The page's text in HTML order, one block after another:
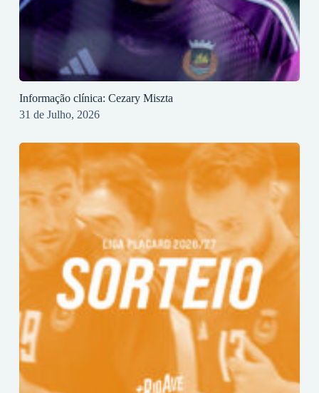
Informação clínica: Cezary Miszta
31 de Julho, 2026